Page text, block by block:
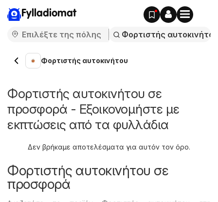
Fylladiomat
Φορτιστής αυτοκινήτου
Φορτιστής αυτοκινήτου σε
προσφορά - Εξοικονομήστε με
εκπτώσεις από τα φυλλάδια
Δεν βρήκαμε αποτελέσματα για αυτόν τον όρο.
Φορτιστής αυτοκινήτου σε
προσφορά